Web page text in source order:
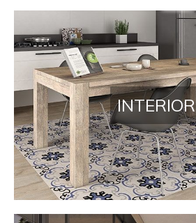
INTERIOR